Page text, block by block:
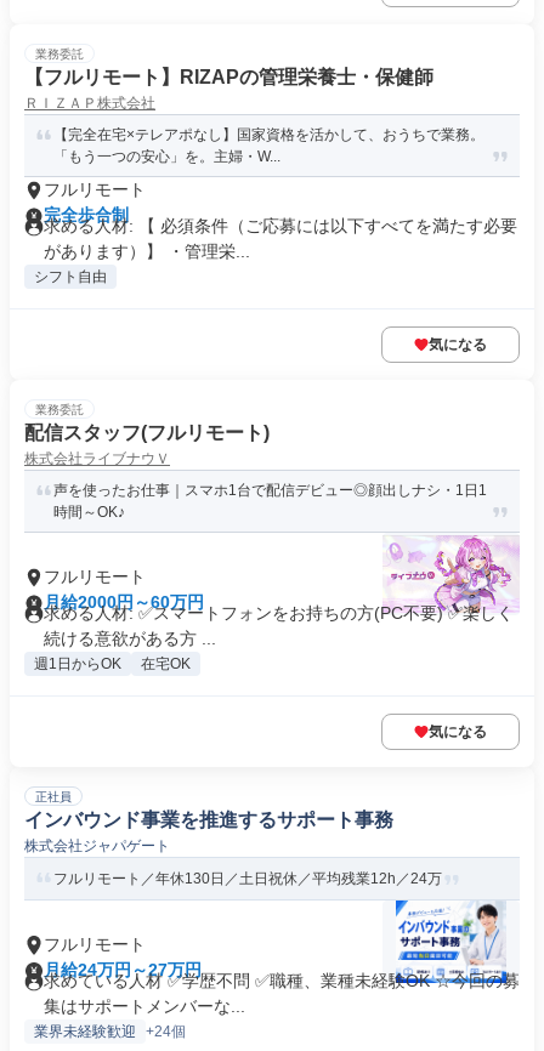
業務委託
【フルリモート】RIZAPの管理栄養士・保健師
ＲＩＺＡＰ株式会社
【完全在宅×テレアポなし】国家資格を活かして、おうちで業務。
「もう一つの安心」を。主婦・W...
フルリモート
完全歩合制
求める人材: 【 必須条件（ご応募には以下すべてを満たす必要
があります）】 ・管理栄...
シフト自由
気になる
業務委託
配信スタッフ(フルリモート)
株式会社ライブナウＶ
声を使ったお仕事｜スマホ1台で配信デビュー◎顔出しナシ・1日1
時間～OK♪
フルリモート
月給2000円～60万円
求める人材: ✅スマートフォンをお持ちの方(PC不要) ✅楽しく
続ける意欲がある方 ...
週1日からOK 在宅OK
気になる
正社員
インバウンド事業を推進するサポート事務
株式会社ジャパゲート
フルリモート／年休130日／土日祝休／平均残業12h／24万
フルリモート
月給24万円～27万円
求めている人材 ✅学歴不問 ✅職種、業種未経験OK ☆今回の募
集はサポートメンバーな...
業界未経験歓迎 +24個